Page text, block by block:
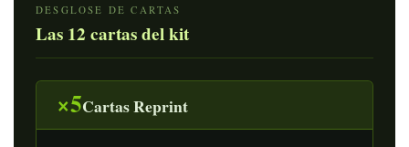
DESGLOSE DE CARTAS
Las 12 cartas del kit
×5Cartas Reprint